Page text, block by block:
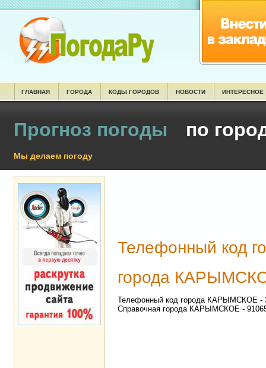
ГЛАВНАЯ ГОРОДА КОДЫ ГОРОДОВ НОВОСТИ ИНТЕРЕСНОЕ
Прогноз погоды по
Мы делаем погоду
Телефонный код
города
Телефонный код города КАРЫМСКОЕ -
Справочная города КАРЫМСКОЕ -